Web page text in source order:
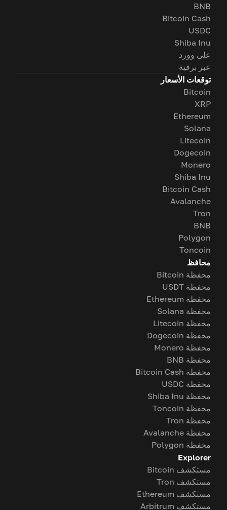
BNB
Bitcoin Cash
USDC
Shiba Inu
على وورد
عبر برقية
توقعات الأسعار
Bitcoin
XRP
Ethereum
Solana
Litecoin
Dogecoin
Monero
Shiba Inu
Bitcoin Cash
Avalanche
Tron
BNB
Polygon
Toncoin
محافظ
محفظة Bitcoin
محفظة USDT
محفظة Ethereum
محفظة Solana
محفظة Litecoin
محفظة Dogecoin
محفظة Monero
محفظة BNB
محفظة Bitcoin Cash
محفظة USDC
محفظة Shiba Inu
محفظة Toncoin
محفظة Tron
محفظة Avalanche
محفظة Polygon
Explorer
مستكشف Bitcoin
مستكشف Tron
مستكشف Ethereum
مستكشف Arbitrum